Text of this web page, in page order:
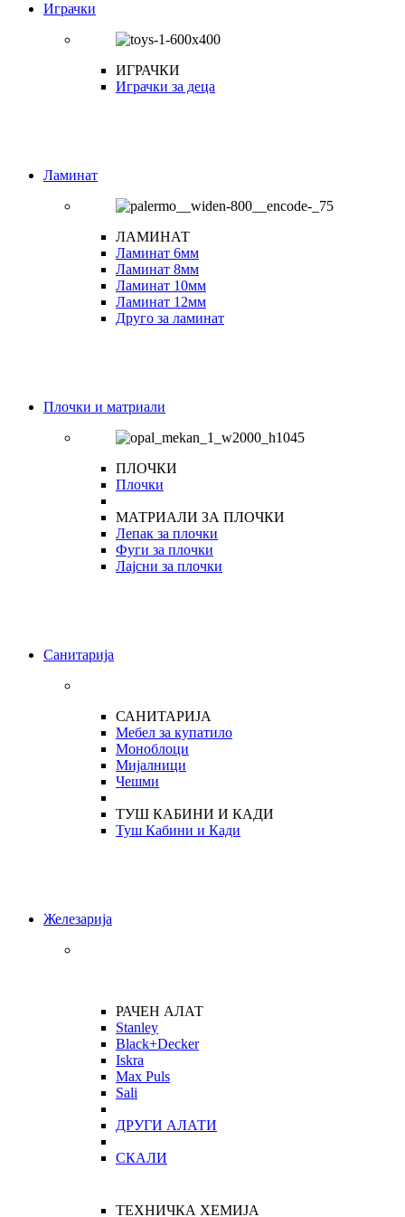
Играчки
ИГРАЧКИ
Играчки за деца
Ламинат
ЛАМИНАТ
Ламинат 6мм
Ламинат 8мм
Ламинат 10мм
Ламинат 12мм
Друго за ламинат
Плочки и матриали
ПЛОЧКИ
Плочки
МАТРИАЛИ ЗА ПЛОЧКИ
Лепак за плочки
Фуги за плочки
Лајсни за плочки
Санитарија
САНИТАРИЈА
Мебел за купатило
Моноблоци
Мијалници
Чешми
ТУШ КАБИНИ И КАДИ
Туш Кабини и Кади
Железарија
РАЧЕН АЛАТ
Stanley
Black+Decker
Iskra
Max Puls
Sali
ДРУГИ АЛАТИ
СКАЛИ
ТЕХНИЧКА ХЕМИЈА